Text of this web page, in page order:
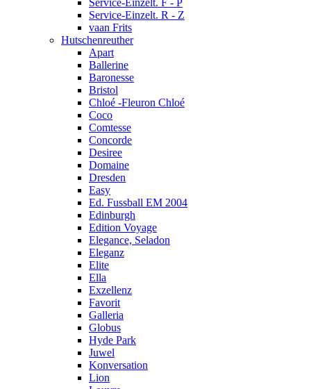
Service-Einzelt. F - P
Service-Einzelt. R - Z
vaan Frits
Hutschenreuther
Apart
Ballerine
Baronesse
Bristol
Chloé -Fleuron Chloé
Coco
Comtesse
Concorde
Desiree
Domaine
Dresden
Easy
Ed. Fussball EM 2004
Edinburgh
Edition Voyage
Elegance, Seladon
Eleganz
Elite
Ella
Exzellenz
Favorit
Galleria
Globus
Hyde Park
Juwel
Konversation
Lion